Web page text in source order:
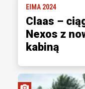
EIMA 2024
Claas –
Nexos z
kabiną